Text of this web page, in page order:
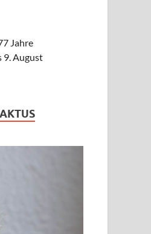
Jahre
9. August